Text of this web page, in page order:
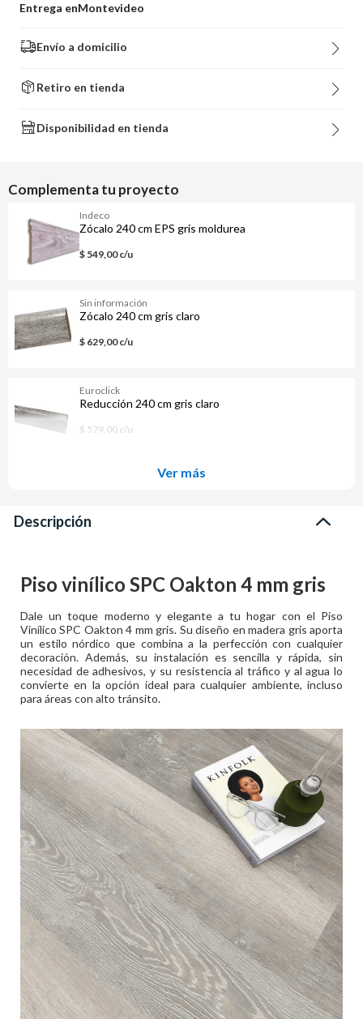
Entrega enMontevideo
Envío a domicilio
Retiro en tienda
Disponibilidad en tienda
Complementa tu proyecto
Indeco
Zócalo 240 cm EPS gris moldurea
$ 549,00 c/u
Sin información
Zócalo 240 cm gris claro
$ 629,00 c/u
Euroclick
Reducción 240 cm gris claro
$ 579,00 c/u
Ver más
Descripción
Piso vinílico SPC Oakton 4 mm gris
Dale un toque moderno y elegante a tu hogar con el Piso
Vinílico SPC Oakton 4 mm gris. Su diseño en madera gris aporta
un estilo nórdico que combina a la perfección con cualquier
decoración. Además, su instalación es sencilla y rápida, sin
necesidad de adhesivos, y su resistencia al tráfico y al agua lo
convierte en la opción ideal para cualquier ambiente, incluso
para áreas con alto tránsito.